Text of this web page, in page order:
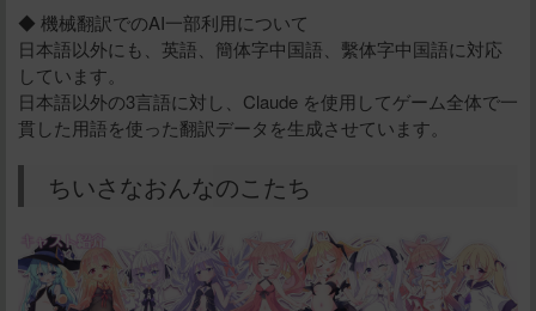
◆ 機械翻訳でのAI一部利用について
日本語以外にも、英語、簡体字中国語、繫体字中国語に対応
しています。
日本語以外の3言語に対し、Claude を使用してゲーム全体で一
貫した用語を使った翻訳データを生成させています。
ちいさなおんなのこたち